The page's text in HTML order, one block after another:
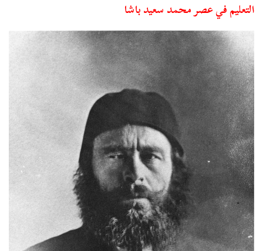
التعليم في عصر محمد سعيد باشا